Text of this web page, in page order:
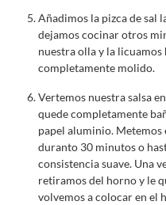
Añadimos la pizca de sal
dejamos cocinar otros
nuestra olla y la licuamos
completamente molido.
Vertemos nuestra salsa
quede completamente
papel aluminio.
duranto 30 minutos o
consistencia suave. Una
retiramos del horno y le
volvemos a colocar en el